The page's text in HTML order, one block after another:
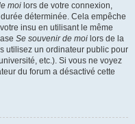
moi lors de votre connexion,
déterminée. Cela empêche
insu en utilisant le même
Se souvenir de moi lors de la
utilisez un ordinateur public pour
etc.). Si vous ne voyez
du forum a désactivé cette